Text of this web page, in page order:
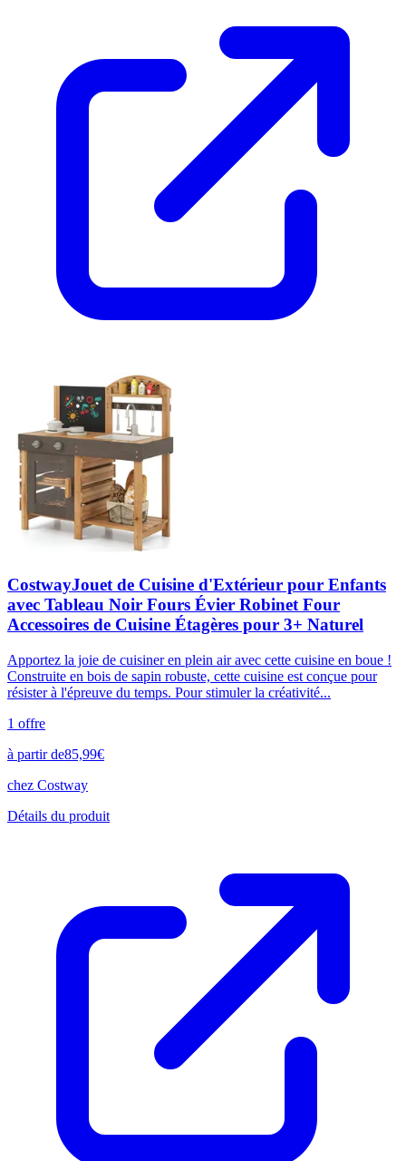
CostwayJouet de Cuisine d'Extérieur pour Enfants
avec Tableau Noir Fours Évier Robinet Four
Accessoires de Cuisine Étagères pour 3+ Naturel
Apportez la joie de cuisiner en plein air avec cette cuisine en boue !
Construite en bois de sapin robuste, cette cuisine est conçue pour
résister à l'épreuve du temps. Pour stimuler la créativité...
1 offre
à partir de85,99€
chez Costway
Détails du produit